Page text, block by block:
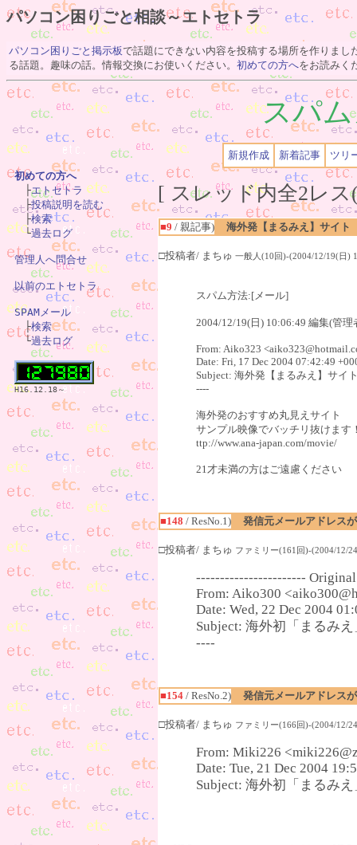
パソコン困りごと相談～エトセトラ
パソコン困りごと掲示板で話題にできない内容を投稿する場所を作りまし
る話題。趣味の話。情報交換にお使いください。 初めての方へをお読みく
スパ
新規作成 新着記事 ツリ
[ スレッド内全2レ
■9 / 親記事) 海外発【まるみえ】サイ
□投稿者/ まちゅ 一般人(10回)-(2004/12/19(日)
スパム方法:[メール]
2004/12/19(日) 10:06:49 編集(管理
From: Aiko323
Date: Fri, 17 Dec 2004 07:42:49
Subject: 海外発【まるみえ】サ
----
海外発のおすすめ丸見えサイト
サンプル映像でバッチリ抜けます
ttp://www.ana-japan.com/movie/
21才未満の方はご遠慮ください
■148 / ResNo.1) 発信元メールアドレス
□投稿者/ まちゅ ファミリー(161回)-(2004/12/
-----------------------
From: Aiko300
Date: Wed, 22 Dec 2004
Subject: 海外初「まるみ
----
■154 / ResNo.2) 発信元メールアドレス
□投稿者/ まちゅ ファミリー(166回)-(2004/12/
From: Miki226
Date: Tue, 21 Dec 2004
Subject: 海外初「まるみ
初めての方へ
├エトセトラ
├投稿説明を読む
├検索
└過去ログ
管理人へ問合せ
以前のエトセトラ
SPAMメール
├検索
└過去ログ
H16.12.18～